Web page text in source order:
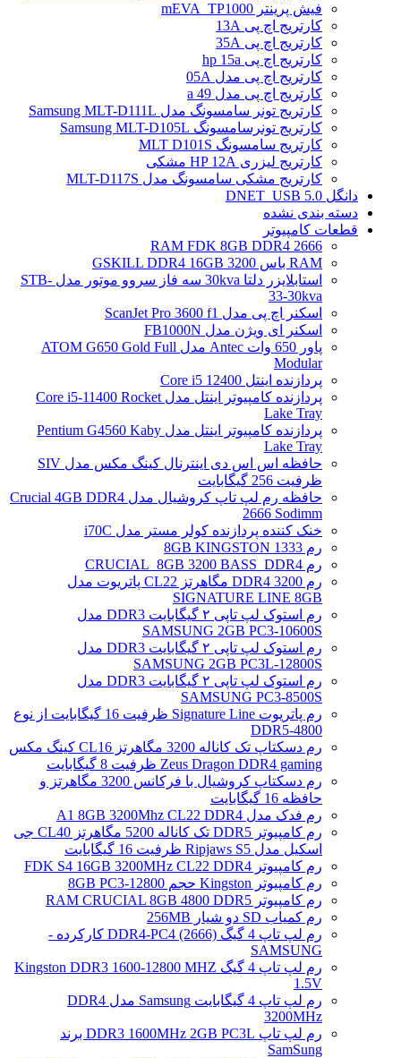
فیش پرینتر mEVA_TP1000
کارتریج اچ پی 13A
کارتریج اچ پی 35A
کارتریج اچ پی hp 15a
کارتریج اچ پی مدل 05A
کارتریج اچ پی مدل 49 a
کارتریج تونر سامسونگ مدل Samsung MLT-D111L
کارتریج تونرسامسونگ Samsung MLT-D105L
کارتریج سامسونگ MLT D101S
کارتریج لیزری HP 12A مشکی
کارتریج مشکی سامسونگ مدل MLT-D117S
دانگل DNET_USB 5.0
دسته بندی نشده
قطعات کامپیوتر
RAM FDK 8GB DDR4 2666
RAM باس 3200 GSKILL DDR4 16GB
استابلایزر دلتا 30kva سه فاز سروو موتور مدل STB-
33-30kva
اسکنر اچ پی مدل ScanJet Pro 3600 f1
اسکنر ای ویژن مدل FB1000N
پاور 650 وات Antec مدل ATOM G650 Gold Full
Modular
پردازنده اینتل Core i5 12400
پردازنده کامپیوتر اینتل مدل Core i5-11400 Rocket
Lake Tray
پردازنده کامپیوتر اینتل مدل Pentium G4560 Kaby
Lake Tray
حافظه اس اس دی اینترنال کینگ مکس مدل SIV
ظرفیت 256 گیگابایت
حافظه رم لپ تاپ کروشیال مدل Crucial 4GB DDR4
2666 Sodimm
خنک کننده پردازنده کولر مستر مدل i70C
رم 1333 8GB KINGSTON
رم CRUCIAL_8GB 3200 BASS_DDR4
رم DDR4 3200 مگاهرتز CL22 پاتریوت مدل
SIGNATURE LINE 8GB
رم استوک لپ تاپی ۲ گیگابایت DDR3 مدل
SAMSUNG 2GB PC3-10600S
رم استوک لپ تاپی ۲ گیگابایت DDR3 مدل
SAMSUNG 2GB PC3L-12800S
رم استوک لپ تاپی ۲ گیگابایت DDR3 مدل
SAMSUNG PC3-8500S
رم پاتریوت Signature Line ظرفیت 16 گیگابایت از نوع
DDR5-4800
رم دسکتاپ تک کاناله 3200 مگاهرتز CL16 کینگ مکس
Zeus Dragon DDR4 gaming ظرفیت 8 گیگابایت
رم دسکتاپ کروشیال با فرکانس 3200 مگاهرتز و
حافظه 16 گیگابایت
رم فدک مدل A1 8GB 3200Mhz CL22 DDR4
رم کامپیوتر DDR5 تک کاناله 5200 مگاهرتز CL40 جی
اسکیل مدل Ripjaws S5 ظرفیت 16 گیگابایت
رم کامپیوتر FDK S4 16GB 3200MHz CL22 DDR4
رم کامپیوتر Kingston حجم 8GB PC3-12800
رم کامپیوتر RAM CRUCIAL 8GB 4800 DDR5
رم کمیاب SD دو شیار 256MB
رم لپ تاپ 4 گیگ DDR4-PC4 (2666) کارکرده -
SAMSUNG
رم لپ تاپ 4 گیگ Kingston DDR3 1600-12800 MHZ
1.5V
رم لپ تاپ 4 گیگابایت Samsung مدل DDR4
3200MHz
رم لپ تاپ DDR3 1600MHz 2GB PC3L برند
SamSung